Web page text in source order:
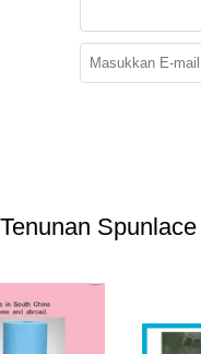
Spunlace